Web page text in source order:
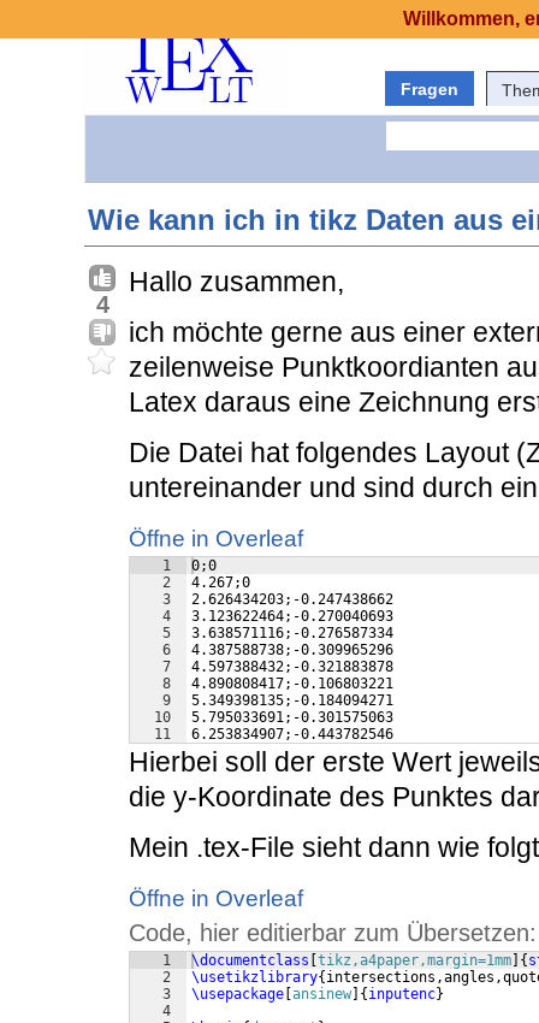
Fragen
Wie kann ich in tikz Daten aus
4
Hallo zusammen,
ich möchte gerne aus einer
zeilenweise Punktkoordianten
Latex daraus eine Zeichnung
Die Datei hat folgendes Layout
untereinander und sind durch
Öffne in Overleaf
1
2
3
4
5
6
7
8
9
10
11
0;0
4.267;0
2.626434203;-0.247438662
3.123622464;-0.270040693
3.638571116;-0.276587334
4.387588738;-0.309965296
4.597388432;-0.321883878
4.890808417;-0.106803221
5.349398135;-0.184094271
5.795033691;-0.301575063
6.253834907;-0.443782546
Hierbei soll der erste Wert
die y-Koordinate des Punktes
Mein .tex-File sieht dann wie
Öffne in Overleaf
Code, hier editierbar zum Übersetzen:
1
2
3
4
\documentclass tikz,a4paper,margin=1mm {
\usetikzlibrary{
\usepackage ansinew { inputenc}
Willkommen,